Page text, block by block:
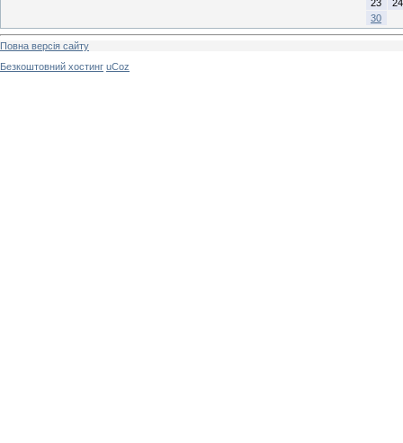
23
24
30
Повна версія сайту
Безкоштовний хостинг uCoz